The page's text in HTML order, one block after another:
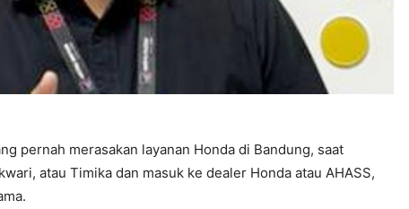
pernah merasakan layanan Honda di Bandung, saat
atau Timika dan masuk ke dealer Honda atau AHASS,